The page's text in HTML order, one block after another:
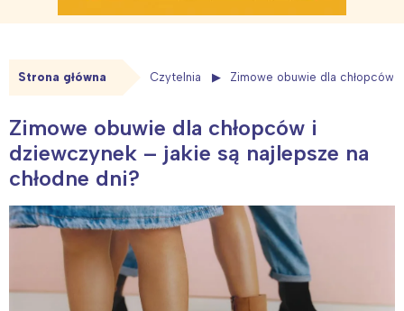
Strona główna Czytelnia Zimowe obuwie dla chłopców
Zimowe obuwie dla chłopców i
dziewczynek – jakie są najlepsze na
chłodne dni?